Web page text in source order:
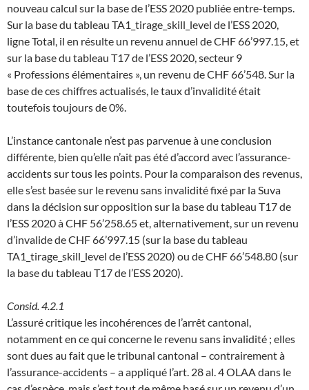
nouveau calcul sur la base de l’ESS 2020 publiée entre-temps.
Sur la base du tableau TA1_tirage_skill_level de l’ESS 2020,
ligne Total, il en résulte un revenu annuel de CHF 66’997.15, et
sur la base du tableau T17 de l’ESS 2020, secteur 9
« Professions élémentaires », un revenu de CHF 66’548. Sur la
base de ces chiffres actualisés, le taux d’invalidité était
toutefois toujours de 0%.
L’instance cantonale n’est pas parvenue à une conclusion
différente, bien qu’elle n’ait pas été d’accord avec l’assurance-
accidents sur tous les points. Pour la comparaison des revenus,
elle s’est basée sur le revenu sans invalidité fixé par la Suva
dans la décision sur opposition sur la base du tableau T17 de
l’ESS 2020 à CHF 56’258.65 et, alternativement, sur un revenu
d’invalide de CHF 66’997.15 (sur la base du tableau
TA1_tirage_skill_level de l’ESS 2020) ou de CHF 66’548.80 (sur
la base du tableau T17 de l’ESS 2020).
Consid. 4.2.1
L’assuré critique les incohérences de l’arrêt cantonal,
notamment en ce qui concerne le revenu sans invalidité ; elles
sont dues au fait que le tribunal cantonal – contrairement à
l’assurance-accidents – a appliqué l’art. 28 al. 4 OLAA dans le